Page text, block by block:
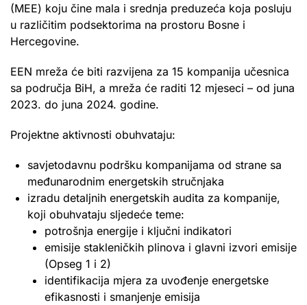
(MEE) koju čine mala i srednja preduzeća koja posluju
u različitim podsektorima na prostoru Bosne i
Hercegovine.
EEN mreža će biti razvijena za 15 kompanija učesnica
sa područja BiH, a mreža će raditi 12 mjeseci – od juna
2023. do juna 2024. godine.
Projektne aktivnosti obuhvataju:
savjetodavnu podršku kompanijama od strane sa
međunarodnim energetskih stručnjaka
izradu detaljnih energetskih audita za kompanije,
koji obuhvataju sljedeće teme:
potrošnja energije i ključni indikatori
emisije stakleničkih plinova i glavni izvori emisije
(Opseg 1 i 2)
identifikacija mjera za uvođenje energetske
efikasnosti i smanjenje emisija